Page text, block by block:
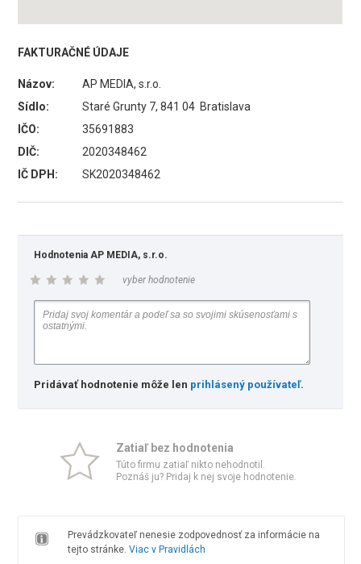
FAKTURAČNÉ ÚDAJE
Názov:
AP MEDIA, s.r.o.
Sídlo:
Staré Grunty 7, 841 04 Bratislava
IČO:
35691883
DIČ:
2020348462
IČ DPH:
SK2020348462
Hodnotenia AP MEDIA, s.r.o.
vyber hodnotenie
Pridávať hodnotenie môže len prihlásený používateľ.
Zatiaľ bez hodnotenia
Túto firmu zatiaľ nikto nehodnotil.
Poznáš ju? Pridaj k nej svoje hodnotenie.
Prevádzkovateľ nenesie zodpovednosť za informácie na
tejto stránke. Viac v Pravidlách